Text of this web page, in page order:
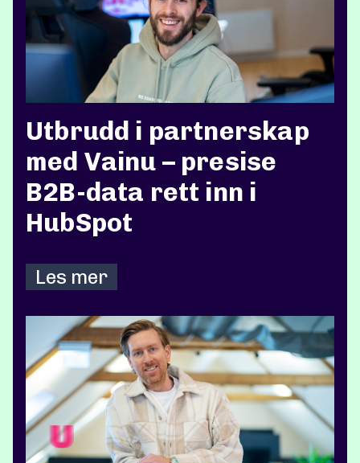
Utbrudd i partnerskap
med Vainu – presise
B2B-data rett inn i
HubSpot
Les mer